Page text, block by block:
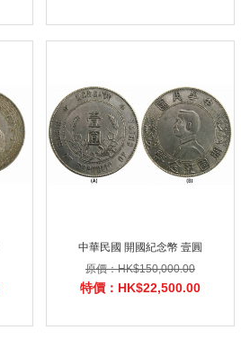
中華民國 開國紀念幣 壹圓
原價：HK$150,000.00
特價：HK$22,500.00